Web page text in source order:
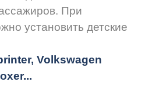
При
установить детские
Volkswagen
..